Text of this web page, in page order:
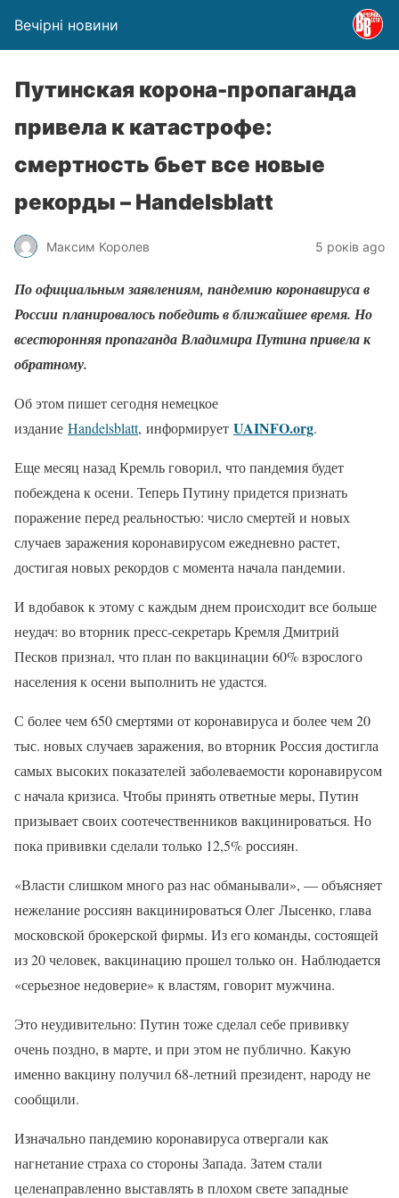
Вечірні новини
Путинская корона-пропаганда
привела к катастрофе:
смертность бьет все новые
рекорды – Handelsblatt
Максим Королев 5 років ago
По официальным заявлениям, пандемию коронавируса в
России планировалось победить в ближайшее время. Но
всесторонняя пропаганда Владимира Путина привела к
обратному.
Об этом пишет сегодня немецкое
издание Handelsblatt, информирует UAINFO.org.
Еще месяц назад Кремль говорил, что пандемия будет
побеждена к осени. Теперь Путину придется признать
поражение перед реальностью: число смертей и новых
случаев заражения коронавирусом ежедневно растет,
достигая новых рекордов с момента начала пандемии.
И вдобавок к этому с каждым днем происходит все больше
неудач: во вторник пресс-секретарь Кремля Дмитрий
Песков признал, что план по вакцинации 60% взрослого
населения к осени выполнить не удастся.
С более чем 650 смертями от коронавируса и более чем 20
тыс. новых случаев заражения, во вторник Россия достигла
самых высоких показателей заболеваемости коронавирусом
с начала кризиса. Чтобы принять ответные меры, Путин
призывает своих соотечественников вакцинироваться. Но
пока прививки сделали только 12,5% россиян.
«Власти слишком много раз нас обманывали», — объясняет
нежелание россиян вакцинироваться Олег Лысенко, глава
московской брокерской фирмы. Из его команды, состоящей
из 20 человек, вакцинацию прошел только он. Наблюдается
«серьезное недоверие» к властям, говорит мужчина.
Это неудивительно: Путин тоже сделал себе прививку
очень поздно, в марте, и при этом не публично. Какую
именно вакцину получил 68-летний президент, народу не
сообщили.
Изначально пандемию коронавируса отвергали как
нагнетание страха со стороны Запада. Затем стали
целенаправленно выставлять в плохом свете западные